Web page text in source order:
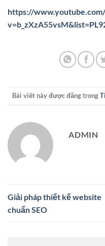
https://
Bài viết này được đăng trong
ADMIN
Giải pháp thiết kế website
chuẩn SEO